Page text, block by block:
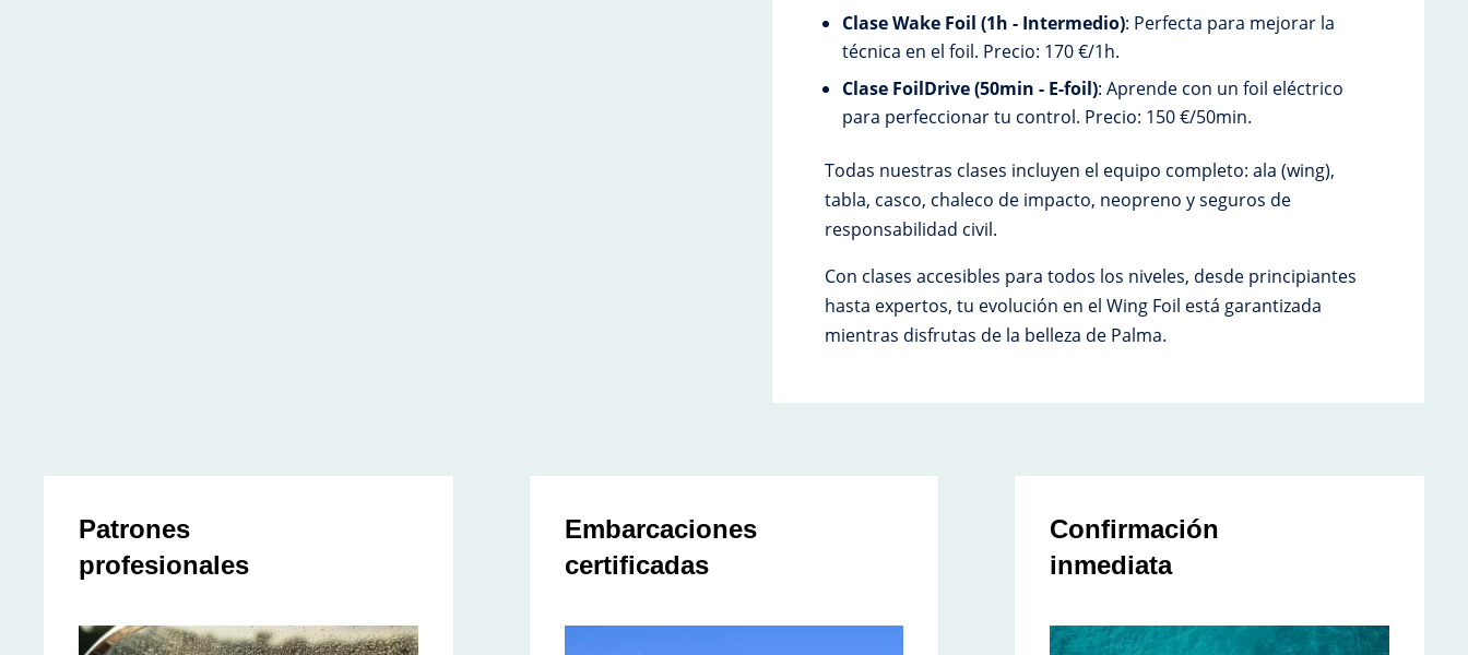
Clase Wake Foil (1h - Intermedio): Perfecta para mejorar la
técnica en el foil. Precio: 170 €/1h.
Clase FoilDrive (50min - E-foil): Aprende con un foil eléctrico
para perfeccionar tu control. Precio: 150 €/50min.
Todas nuestras clases incluyen el equipo completo: ala (wing),
tabla, casco, chaleco de impacto, neopreno y seguros de
responsabilidad civil.
Con clases accesibles para todos los niveles, desde principiantes
hasta expertos, tu evolución en el Wing Foil está garantizada
mientras disfrutas de la belleza de Palma.
Patrones
profesionales
Embarcaciones
certificadas
Confirmación
inmediata